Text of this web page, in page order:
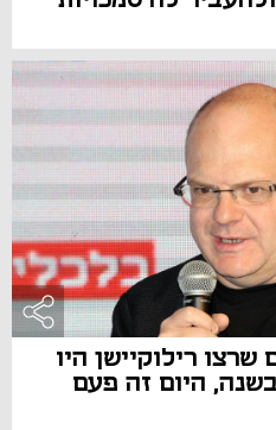
רילוקיישן היו
היום זה פעם